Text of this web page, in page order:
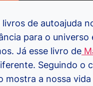
de autoajuda
para o universo
Já esse livro de
Seguindo o
mostra a nossa vida